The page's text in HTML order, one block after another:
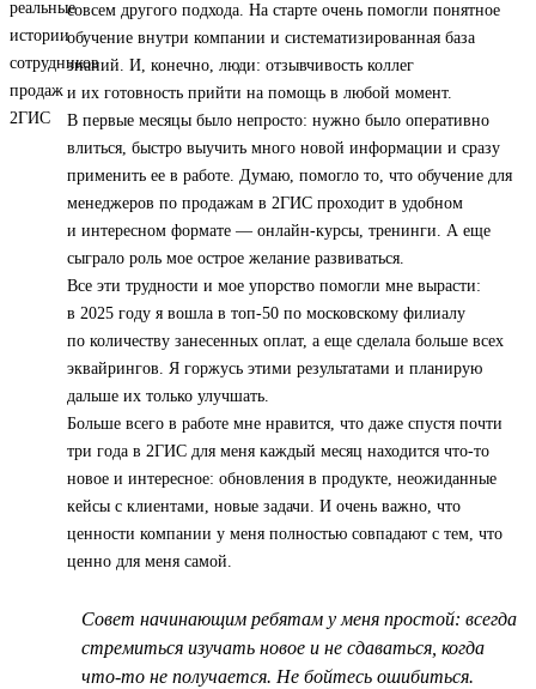
совсем другого подхода. На старте очень помогли понятное
обучение внутри компании и систематизированная база
знаний. И, конечно, люди: отзывчивость коллег
и их готовность прийти на помощь в любой момент.
В первые месяцы было непросто: нужно было оперативно
влиться, быстро выучить много новой информации и сразу
применить ее в работе. Думаю, помогло то, что обучение для
менеджеров по продажам в 2ГИС проходит в удобном
и интересном формате — онлайн-курсы, тренинги. А еще
сыграло роль мое острое желание развиваться.
Все эти трудности и мое упорство помогли мне вырасти:
в 2025 году я вошла в топ‑50 по московскому филиалу
по количеству занесенных оплат, а еще сделала больше всех
эквайрингов. Я горжусь этими результатами и планирую
дальше их только улучшать.
Больше всего в работе мне нравится, что даже спустя почти
три года в 2ГИС для меня каждый месяц находится что-то
новое и интересное: обновления в продукте, неожиданные
кейсы с клиентами, новые задачи. И очень важно, что
ценности компании у меня полностью совпадают с тем, что
ценно для меня самой.
Совет начинающим ребятам у меня простой: всегда
стремиться изучать новое и не сдаваться, когда
что-то не получается. Не бойтесь ошибиться.